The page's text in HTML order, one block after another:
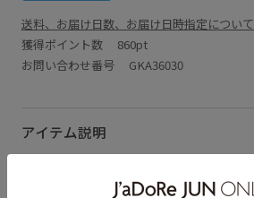
送料、お届け日数、お届け日時指定について
獲得ポイント数 860pt
お問い合わせ番号 GKA36030
アイテム説明
サイズ・素材・お手入れ方法